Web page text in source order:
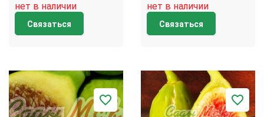
нет в наличии
Связаться
нет в наличии
Связаться